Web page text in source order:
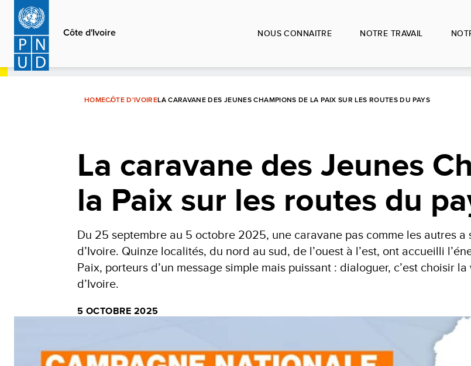
Aller
contenu
principal
Côte d'Ivoire NOUS CONNAITRE NOTRE TRAVAIL
HOMECÔTE D'IVOIRELA CARAVANE DES JEUNES CHAMPIONS DE LA PAIX SUR LES ROUTES DU PAYS
La caravane des Jeunes
la Paix sur les routes du
Du 25 septembre au 5 octobre 2025, une caravane pas comme les autres
d’Ivoire. Quinze localités, du nord au sud, de l’ouest à l’est, ont accueilli
Paix, porteurs d’un message simple mais puissant : dialoguer, c’est choisir
d’Ivoire.
5 OCTOBRE 2025